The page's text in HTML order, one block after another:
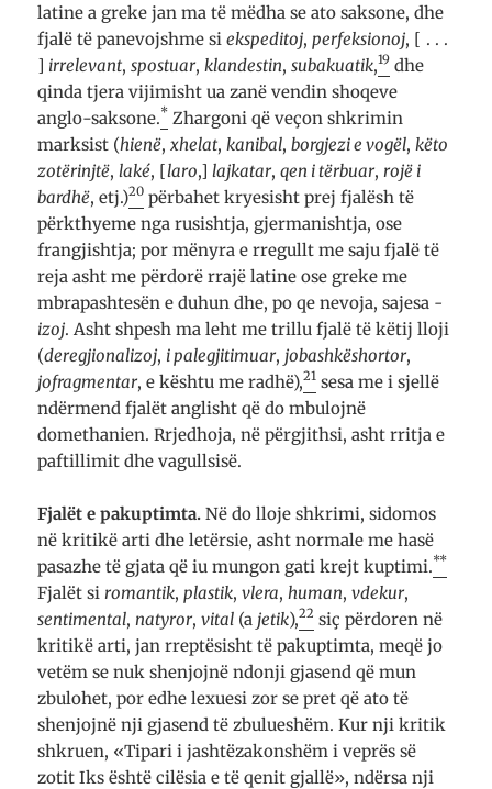
latine a greke jan ma të mëdha se ato saksone, dhe
fjalë të panevojshme siekspeditoj, perfeksionoj, [ . . .
] irrelevant,spostuar, klandestin,subakuatik,19 dhe
qinda tjera vijimisht ua zanë vendin shoqeve
anglo-saksone.* Zhargoni që veçon shkrimin
marksist (hienë,xhelat, kanibal,borgjezi e vogël, këto
zotërinjtë,laké, [laro,]lajkatar,qen i tërbuar, rojë i
bardhë, etj.)20 përbahet kryesisht prej fjalësh të
përkthyeme nga rusishtja, gjermanishtja, ose
frangjishtja; por mënyra e rregullt me saju fjalë të
reja asht me përdorë rrajë latine ose greke me
mbrapashtesën e duhun dhe, po qe nevoja, sajesa -
izoj. Asht shpesh ma leht me trillu fjalë të këtij lloji
(deregjionalizoj, i palegjitimuar, jobashkëshortor,
jofragmentar, e kështu me radhë),21 sesa me i sjellë
ndërmend fjalët anglisht që do mbulojnë
domethanien. Rrjedhoja, në përgjithsi, asht rritja e
paftillimit dhe vagullsisë.
Fjalët e pakuptimta. Në do lloje shkrimi, sidomos
në kritikë arti dhe letërsie, asht normale me hasë
pasazhe të gjata që iu mungon gati krejt kuptimi.**
Fjalët si romantik, plastik,vlera, human,vdekur,
sentimental, natyror,vital (a jetik),22 siç përdoren në
kritikë arti, jan rreptësisht të pakuptimta, meqë jo
vetëm se nuk shenjojnë ndonji gjasend që mun
zbulohet, por edhe lexuesi zor se pret që ato të
shenjojnë nji gjasend të zbulueshëm. Kur nji kritik
shkruen, «Tipari i jashtëzakonshëm i veprës së
zotit Iks është cilësia e të qenit gjallë», ndërsa nji